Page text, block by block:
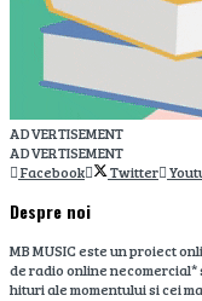
ADVERTISEMENT
ADVERTISEMENT
Facebook
Twitter
Despre noi
MB MUSIC este un proiect
de radio online
hituri ale momentului si cei